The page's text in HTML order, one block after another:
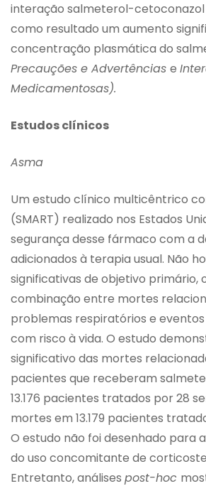
interação salmeterol-
como resultado um aumento
concentração plasmática do
Precauções e Advertências e
Medicamentosas).
Estudos clínicos
Asma
Um estudo clínico multicêntrico
(SMART) realizado nos Estados
segurança desse fármaco com a
adicionados à terapia usual. Não
significativas de objetivo primário,
combinação entre mortes
problemas respiratórios e
com risco à vida. O estudo
significativo das mortes
pacientes que receberam
13.176 pacientes tratados por 28
mortes em 13.179 pacientes
O estudo não foi desenhado para
do uso concomitante de
Entretanto, análises post-hoc